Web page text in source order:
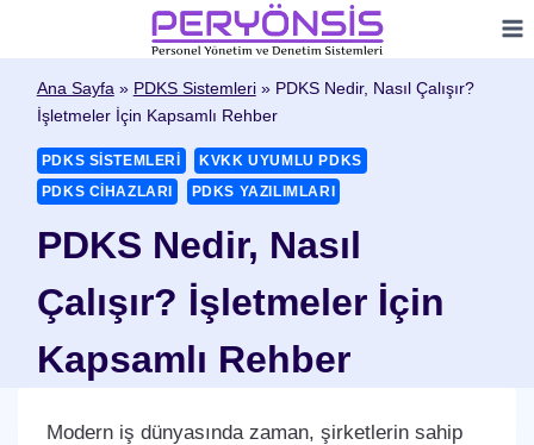
contentAna Sayfa» PDKS Sistemleri» PDKS Nedir, Nasıl Çalışır?
İşletmeler İçin Kapsamlı Rehber
PDKS SISTEMLERI
KVKK UYUMLU PDKS
PDKS CIHAZLARI
PDKS YAZILIMLARI
PDKS Nedir, Nasıl
Çalışır? İşletmeler İçin
Kapsamlı Rehber
Modern iş dünyasında zaman, şirketlerin sahip